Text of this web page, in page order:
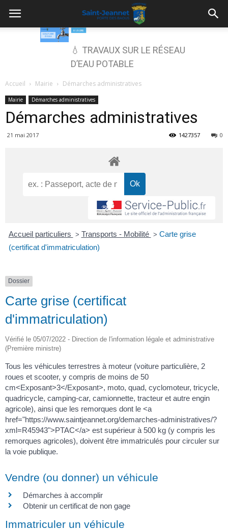
💧 TRAVAUX SUR LE RÉSEAU
D’EAU POTABLE
Accueil Mairie Démarches administratives
Mairie Démarches administratives
Démarches administratives
21 mai 2017 0
1427357
Accueil particuliers > Transports - Mobilité > Carte grise
(certificat d'immatriculation)
Dossier
Carte grise (certificat
d'immatriculation)
Vérifié le 05/07/2022 - Direction de l'information légale et administrative
(Première ministre)
Tous les véhicules terrestres à moteur (voiture particulière, 2
roues et scooter, y compris de moins de 50
cm<Exposant>3</Exposant>, moto, quad, cyclomoteur, tricycle,
quadricycle, camping-car, camionnette, tracteur et autre engin
agricole), ainsi que les remorques dont le <a
href="https://www.saintjeannet.org/demarches-administratives/?
xml=R45943">PTAC</a> est supérieur à 500 kg (y compris les
remorques agricoles), doivent être immatriculés pour circuler sur
la voie publique.
Vendre (ou donner) un véhicule
Démarches à accomplir
Obtenir un certificat de non gage
Immatriculer un véhicule